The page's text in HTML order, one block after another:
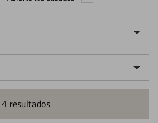
4 resultados